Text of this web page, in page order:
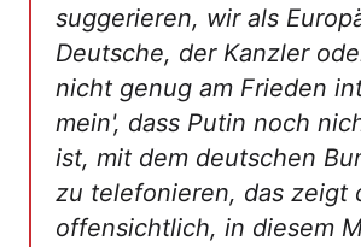
suggerieren, wir als
Deutsche, der Kanzler
nicht genug am Frieden
mein', dass Putin noch
ist, mit dem deutschen
zu telefonieren, das zeigt
offensichtlich, in diesem